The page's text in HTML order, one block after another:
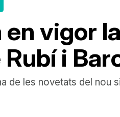
en vigor
i
de les novetats del nou